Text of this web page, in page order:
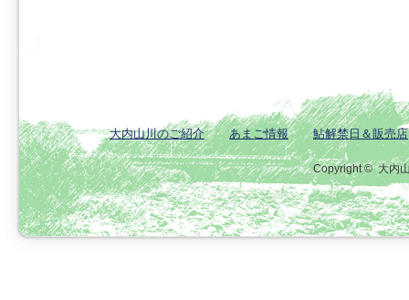
大内山川のご紹介 あまご情報 鮎解禁日＆販売店
Copyright ©大内